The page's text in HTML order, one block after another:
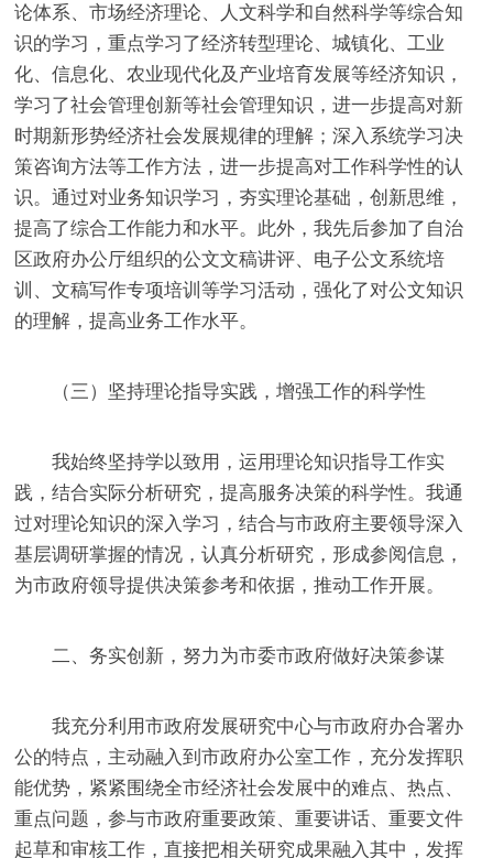
论体系、市场经济理论、人文科学和自然科学等综合知
识的学习，重点学习了经济转型理论、城镇化、工业
化、信息化、农业现代化及产业培育发展等经济知识，
学习了社会管理创新等社会管理知识，进一步提高对新
时期新形势经济社会发展规律的理解；深入系统学习决
策咨询方法等工作方法，进一步提高对工作科学性的认
识。通过对业务知识学习，夯实理论基础，创新思维，
提高了综合工作能力和水平。此外，我先后参加了自治
区政府办公厅组织的公文文稿讲评、电子公文系统培
训、文稿写作专项培训等学习活动，强化了对公文知识
的理解，提高业务工作水平。
（三）坚持理论指导实践，增强工作的科学性
我始终坚持学以致用，运用理论知识指导工作实
践，结合实际分析研究，提高服务决策的科学性。我通
过对理论知识的深入学习，结合与市政府主要领导深入
基层调研掌握的情况，认真分析研究，形成参阅信息，
为市政府领导提供决策参考和依据，推动工作开展。
二、务实创新，努力为市委市政府做好决策参谋
我充分利用市政府发展研究中心与市政府办合署办
公的特点，主动融入到市政府办公室工作，充分发挥职
能优势，紧紧围绕全市经济社会发展中的难点、热点、
重点问题，参与市政府重要政策、重要讲话、重要文件
起草和审核工作，直接把相关研究成果融入其中，发挥